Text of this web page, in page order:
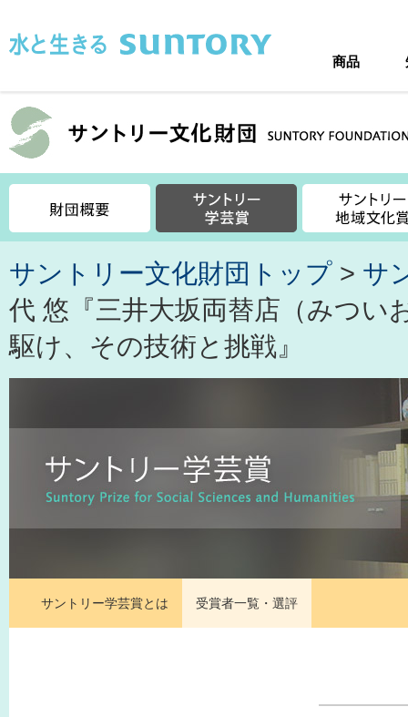
商品
サントリー文化財団トップ > サ
代 悠『三井大坂両替店（みつ
駆け、その技術と挑戦』
サントリー学芸賞とは 受賞者一覧・選評